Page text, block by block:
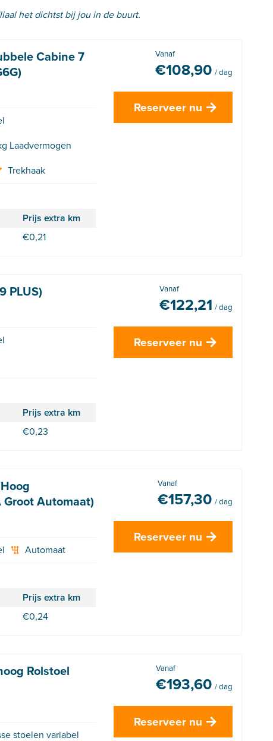
het dichtst bij jou in de buurt.
Cabine 7
Laadvermogen
Trekhaak
Prijs extra km
€0,21
Vanaf
€108,90 / dag
Reserveer nu
PLUS)
Prijs extra km
€0,23
Vanaf
€122,21 / dag
Reserveer nu
Groot Automaat)
Automaat
Prijs extra km
€0,24
Vanaf
€157,30 / dag
Reserveer nu
Rolstoel
stoelen variabel
Vanaf
€193,60 / dag
Reserveer nu